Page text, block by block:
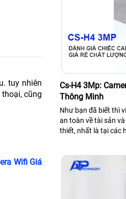
tuy nhiên
cũng
Wifi Giá
Cs-H4 3Mp:
Thông Minh
Như bạn đã biết thì
an toàn về tài sản
thiết, nhất là tại các